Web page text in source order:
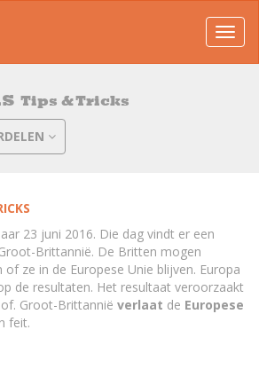
Tips & Tricks
23 juni 2016. Die dag vindt er een
Brittannië. De Britten mogen
of ze in de Europese Unie blijven. Europa
de resultaten. Het resultaat veroorzaakt
Groot-Brittannië verlaat de Europese
feit.